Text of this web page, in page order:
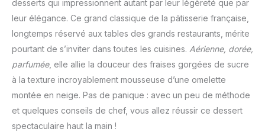
desserts qui impressionnent autant par leur légèreté que par
leur élégance. Ce grand classique de la pâtisserie française,
longtemps réservé aux tables des grands restaurants, mérite
pourtant de s’inviter dans toutes les cuisines. Aérienne, dorée,
parfumée, elle allie la douceur des fraises gorgées de sucre
à la texture incroyablement mousseuse d’une omelette
montée en neige. Pas de panique : avec un peu de méthode
et quelques conseils de chef, vous allez réussir ce dessert
spectaculaire haut la main !